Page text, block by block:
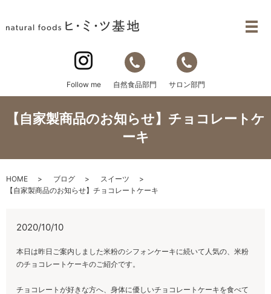
Follow me 自然食品部門 サロン部門
【自家製商品のお知らせ】チョコレートケ
ーキ
HOME ブログ
スイーツ
【自家製商品のお知らせ】チョコレートケーキ
2020/10/10
本日は昨日ご案内しました米粉のシフォンケーキに続いて人気の、米粉
のチョコレートケーキのご紹介です。
チョコレートが好きな方へ、身体に優しいチョコレートケーキを食べて